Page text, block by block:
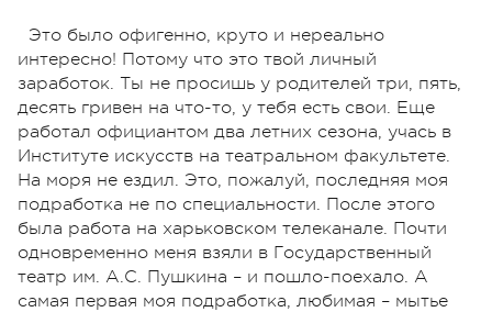
Это было офигенно, круто и нереально
интересно! Потому что это твой личный
заработок. Ты не просишь у родителей три, пять,
десять гривен на что-то, у тебя есть свои. Еще
работал официантом два летних сезона, учась в
Институте искусств на театральном факультете.
На моря не ездил. Это, пожалуй, последняя моя
подработка не по специальности. После этого
была работа на харьковском телеканале. Почти
одновременно меня взяли в Государственный
театр им. А.С. Пушкина – и пошло-поехало. А
самая первая моя подработка, любимая – мытье